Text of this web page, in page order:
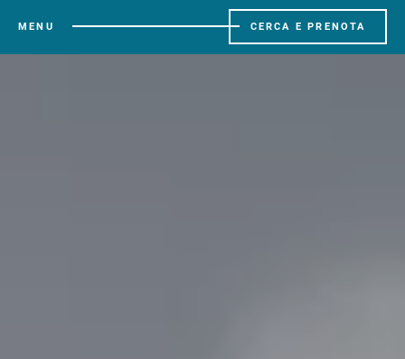
MENU CERCA E PRENOTA